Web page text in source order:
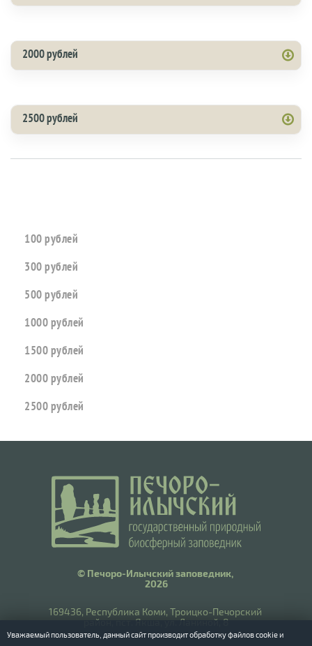
2000 рублей
2500 рублей
100 рублей
300 рублей
500 рублей
1000 рублей
1500 рублей
2000 рублей
2500 рублей
© Печоро-Илычский заповедник,
2026
169436, Республика Коми, Троицко-Печорский
район, пст. Якша, ул. Ланиной, 8
Уважаемый пользователь, данный сайт производит обработку файлов cookie и